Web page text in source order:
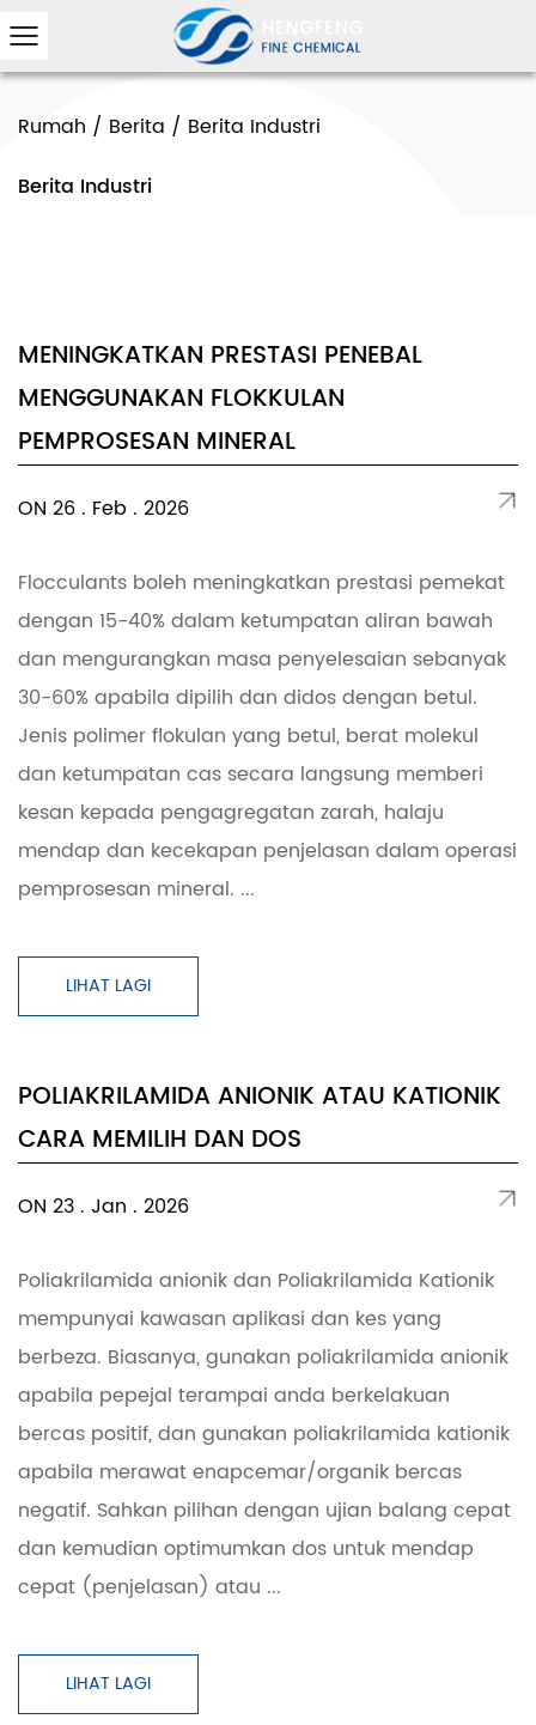
Rumah / Berita / Berita Industri
Berita Industri
MENINGKATKAN PRESTASI PENEBAL
MENGGUNAKAN FLOKKULAN
PEMPROSESAN MINERAL
ON 26 . Feb . 2026
Flocculants boleh meningkatkan prestasi pemekat
dengan 15-40% dalam ketumpatan aliran bawah
dan mengurangkan masa penyelesaian sebanyak
30-60% apabila dipilih dan didos dengan betul.
Jenis polimer flokulan yang betul, berat molekul
dan ketumpatan cas secara langsung memberi
kesan kepada pengagregatan zarah, halaju
mendap dan kecekapan penjelasan dalam operasi
pemprosesan mineral. ...
LIHAT LAGI
POLIAKRILAMIDA ANIONIK ATAU KATIONIK
CARA MEMILIH DAN DOS
ON 23 . Jan . 2026
Poliakrilamida anionik dan Poliakrilamida Kationik
mempunyai kawasan aplikasi dan kes yang
berbeza. Biasanya, gunakan poliakrilamida anionik
apabila pepejal terampai anda berkelakuan
bercas positif, dan gunakan poliakrilamida kationik
apabila merawat enapcemar/organik bercas
negatif. Sahkan pilihan dengan ujian balang cepat
dan kemudian optimumkan dos untuk mendap
cepat (penjelasan) atau ...
LIHAT LAGI